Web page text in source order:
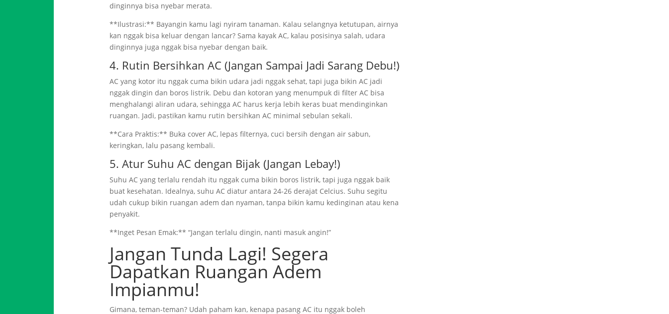
dinginnya bisa nyebar merata.
**Ilustrasi:** Bayangin kamu lagi nyiram tanaman. Kalau selangnya ketutupan, airnya
kan nggak bisa keluar dengan lancar? Sama kayak AC, kalau posisinya salah, udara
dinginnya juga nggak bisa nyebar dengan baik.
4. Rutin Bersihkan AC (Jangan Sampai Jadi Sarang Debu!)
AC yang kotor itu nggak cuma bikin udara jadi nggak sehat, tapi juga bikin AC jadi
nggak dingin dan boros listrik. Debu dan kotoran yang menumpuk di filter AC bisa
menghalangi aliran udara, sehingga AC harus kerja lebih keras buat mendinginkan
ruangan. Jadi, pastikan kamu rutin bersihkan AC minimal sebulan sekali.
**Cara Praktis:** Buka cover AC, lepas filternya, cuci bersih dengan air sabun,
keringkan, lalu pasang kembali.
5. Atur Suhu AC dengan Bijak (Jangan Lebay!)
Suhu AC yang terlalu rendah itu nggak cuma bikin boros listrik, tapi juga nggak baik
buat kesehatan. Idealnya, suhu AC diatur antara 24-26 derajat Celcius. Suhu segitu
udah cukup bikin ruangan adem dan nyaman, tanpa bikin kamu kedinginan atau kena
penyakit.
**Inget Pesan Emak:** “Jangan terlalu dingin, nanti masuk angin!”
Jangan Tunda Lagi! Segera
Dapatkan Ruangan Adem
Impianmu!
Gimana, teman-teman? Udah paham kan, kenapa pasang AC itu nggak boleh